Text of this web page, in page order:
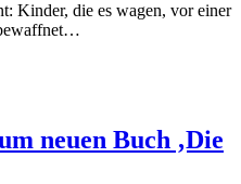
Kinder, die es wagen, vor einer
neuen Buch ‚Die